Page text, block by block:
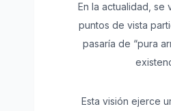
En la actualidad,
puntos de vista
pasaría de “pura
Esta visión ejerce